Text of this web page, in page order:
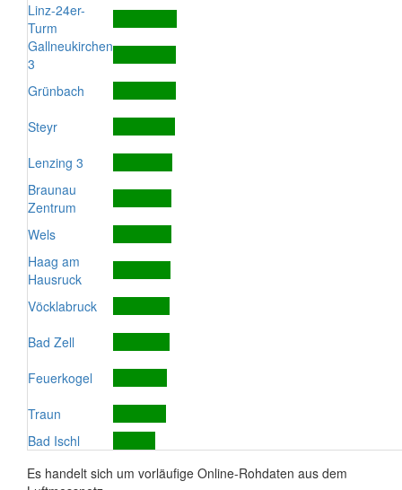
Linz-24er-
Turm
Gallneukirchen
3
Grünbach
Steyr
Lenzing 3
Braunau
Zentrum
Wels
Haag am
Hausruck
Vöcklabruck
Bad Zell
Feuerkogel
Traun
Bad Ischl
Es handelt sich um vorläufige Online-Rohdaten aus dem